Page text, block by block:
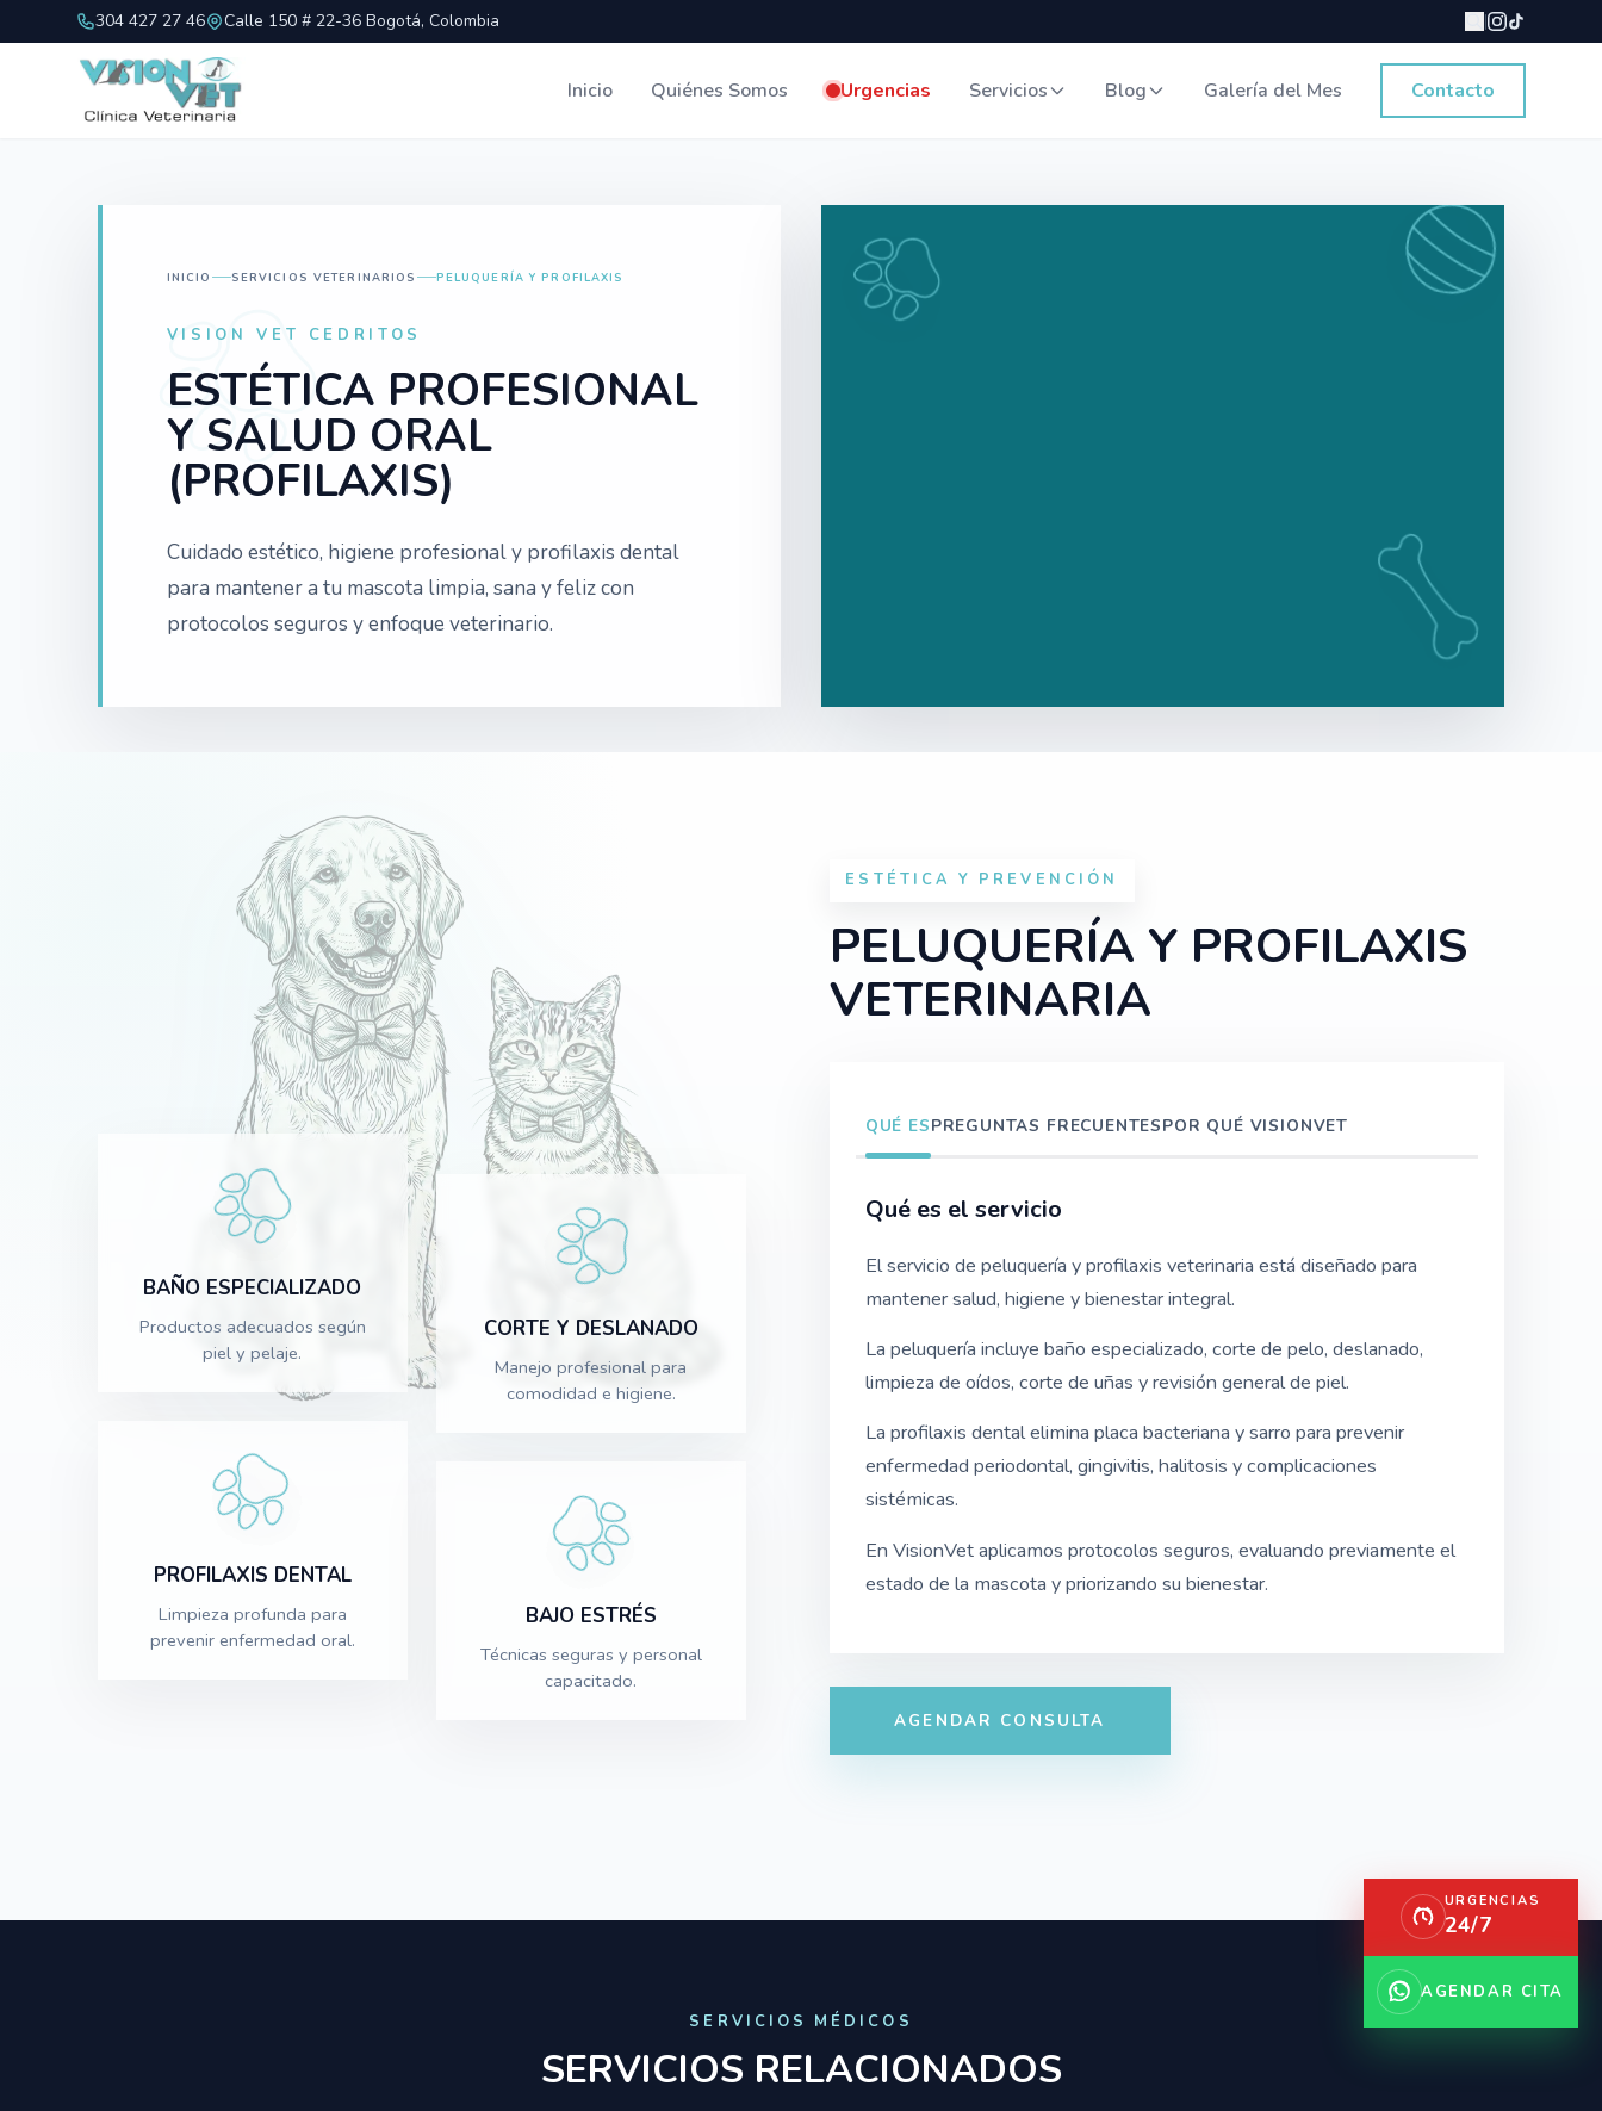
304 427 27 46 Calle 150 # 22-36 Bogotá, Colombia |
Inicio Quiénes Somos Urgencias Servicios Blog Galería del Mes Contacto
INICIO SERVICIOS VETERINARIOS PELUQUERÍA Y PROFILAXIS
VISION VET CEDRITOS
ESTÉTICA PROFESIONAL
Y SALUD ORAL
(PROFILAXIS)
Cuidado estético, higiene profesional y profilaxis dental
para mantener a tu mascota limpia, sana y feliz con
protocolos seguros y enfoque veterinario.
BAÑO ESPECIALIZADO
Productos adecuados según
piel y pelaje.
CORTE Y DESLANADO
Manejo profesional para
comodidad e higiene.
PROFILAXIS DENTAL
Limpieza profunda para
prevenir enfermedad oral.
BAJO ESTRÉS
Técnicas seguras y personal
capacitado.
ESTÉTICA Y PREVENCIÓN
PELUQUERÍA Y PROFILAXIS
VETERINARIA
QUÉ ESPREGUNTAS FRECUENTESPOR QUÉ VISIONVET
Qué es el servicio
El servicio de peluquería y profilaxis veterinaria está diseñado para
mantener salud, higiene y bienestar integral.
La peluquería incluye baño especializado, corte de pelo, deslanado,
limpieza de oídos, corte de uñas y revisión general de piel.
La profilaxis dental elimina placa bacteriana y sarro para prevenir
enfermedad periodontal, gingivitis, halitosis y complicaciones
sistémicas.
En VisionVet aplicamos protocolos seguros, evaluando previamente el
estado de la mascota y priorizando su bienestar.
AGENDAR CONSULTA
SERVICIOS MÉDICOS
SERVICIOS RELACIONADOS
URGENCIAS
24/7
AGENDAR CITA